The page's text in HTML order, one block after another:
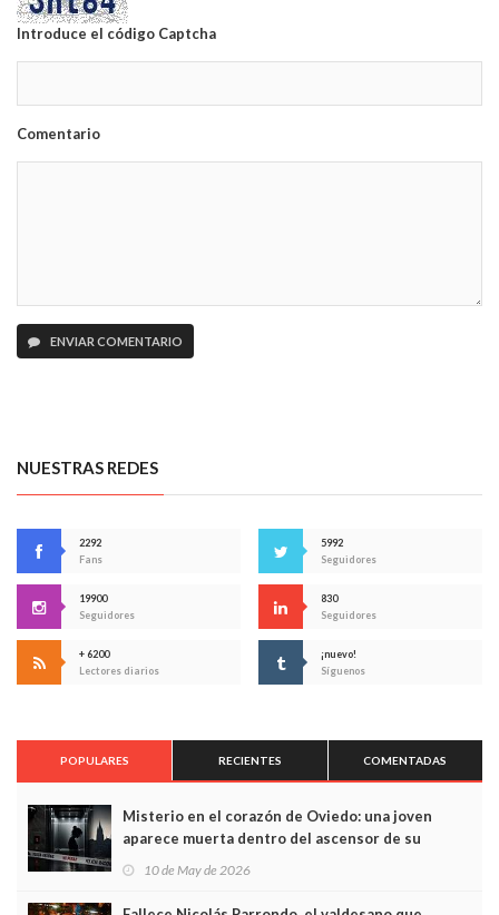
Introduce el código Captcha
Comentario
ENVIAR COMENTARIO
NUESTRAS REDES
2292
Fans
5992
Seguidores
19900
Seguidores
830
Seguidores
+ 6200
Lectores diarios
¡nuevo!
Síguenos
POPULARES RECIENTES COMENTADAS
Misterio en el corazón de Oviedo: una joven
aparece muerta dentro del ascensor de su
edificio y las cámaras captan sus últimos minutos
10 de May de 2026